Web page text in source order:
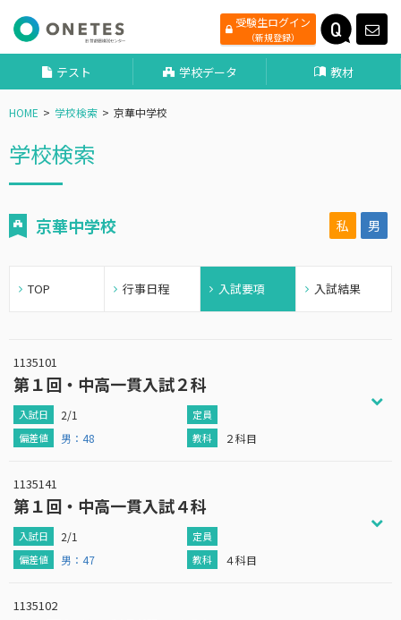
受験生ログイン
（新規登録）
テスト 学校データ 教材
HOME 学校検索 京華中学校
学校検索
京華中学校 私 男
TOP 行事日程 入試要項 入試結果
1135101
第１回・中高一貫入試２科
2/1
２科目
男：48
1135141
第１回・中高一貫入試４科
2/1
４科目
男：47
1135102